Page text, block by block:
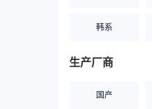
韩系
生产厂商
国产